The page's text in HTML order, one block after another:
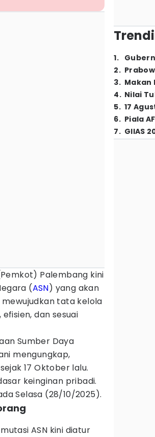
Palembang kini
(ASN) yang akan
mewujudkan tata kelola
dan sesuai
Sumber Daya
mengungkap,
17 Oktober lalu.
keinginan pribadi.
Selasa (28/10/2025).
ASN kini diatur
1.
2.
3. Makan
4. Nilai
5. 17
6. Piala
7. GIIAS